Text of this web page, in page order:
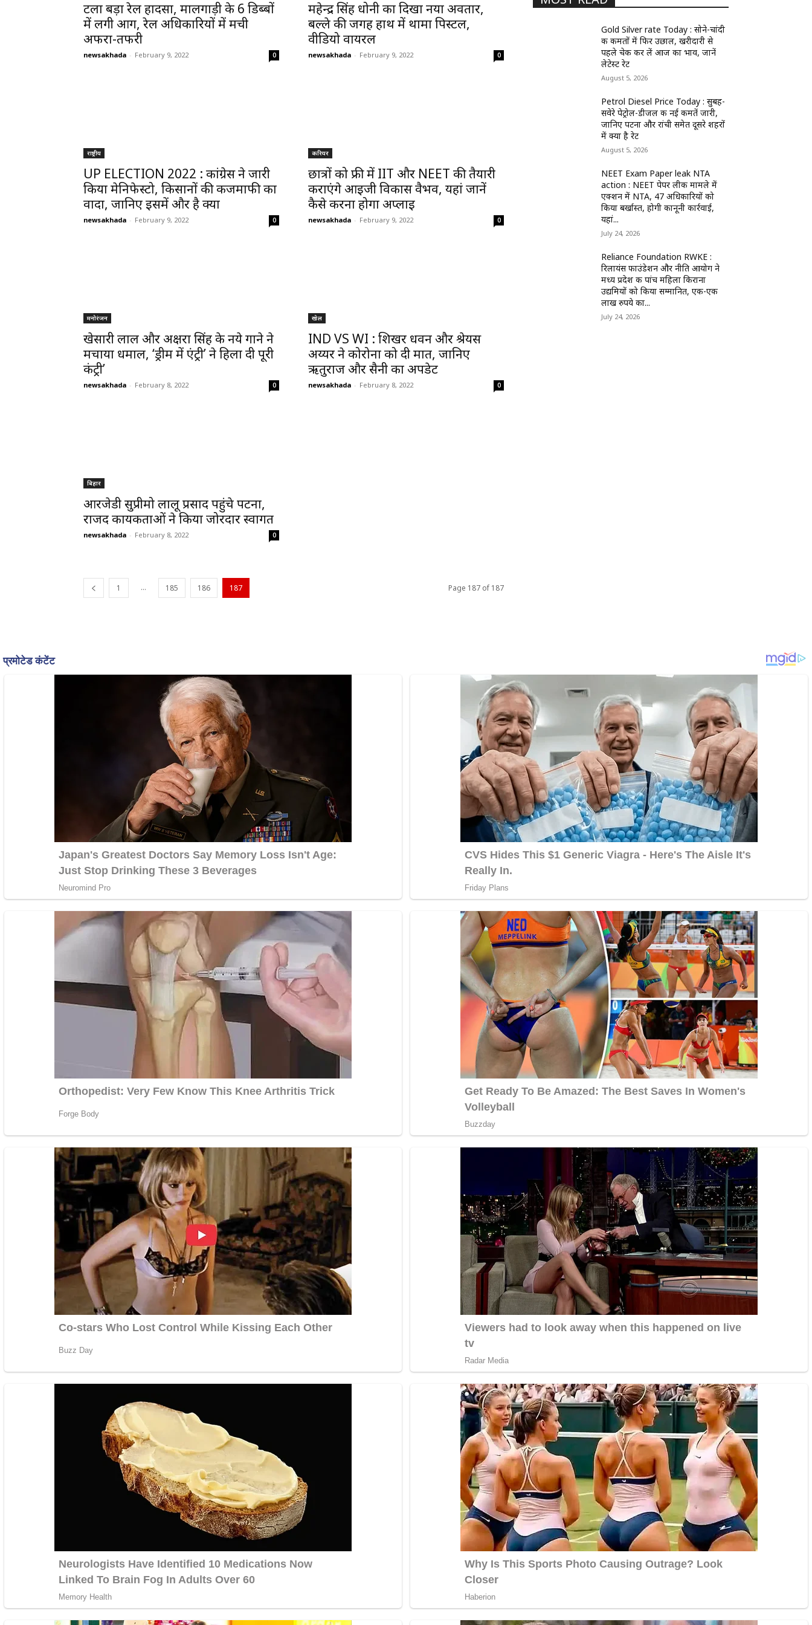
टला बड़ा रेल हादसा, मालगाड़ी के 6 डिब्बों
में लगी आग, रेल अधिकारियों में मची
अफरा-तफरी
newsakhada - February 9, 2022 0
महेन्द्र सिंह धोनी का दिखा नया अवतार,
बल्ले की जगह हाथ में थामा पिस्टल,
वीडियो वायरल
newsakhada - February 9, 2022 0
राष्ट्रीय
UP ELECTION 2022 : कांग्रेस ने जारी
किया मेनिफेस्टो, किसानों की कर्जमाफी का
वादा, जानिए इसमें और है क्या
newsakhada - February 9, 2022 0
करियर
छात्रों को फ्री में IIT और NEET की तैयारी
कराएंगे आईजी विकास वैभव, यहां जानें
कैसे करना होगा अप्लाई
newsakhada - February 9, 2022 0
मनोरंजन
खेसारी लाल और अक्षरा सिंह के नये गाने ने
मचाया धमाल, ‘ड्रीम में एंट्री’ ने हिला दी पूरी
कंट्री’
newsakhada - February 8, 2022 0
खेल
IND VS WI : शिखर धवन और श्रेयस
अय्यर ने कोरोना को दी मात, जानिए
ऋतुराज और सैनी का अपडेट
newsakhada - February 8, 2022 0
बिहार
आरजेडी सुप्रीमो लालू प्रसाद पहुंचे पटना,
राजद कार्यकर्ताओं ने किया जोरदार स्वागत
newsakhada - February 8, 2022 0
1 ... 185 186 187 Page 187 of 187
Gold Silver rate Today : सोने-चांदी
की कीमतों में फिर उछाल, खरीदारी से
पहले चेक कर लें आज का भाव, जानें
लेटेस्ट रेट
August 5, 2026
Petrol Diesel Price Today : सुबह-
सवेरे पेट्रोल-डीजल की नई कीमतें जारी,
जानिए पटना और रांची समेत दूसरे शहरों
में क्या है रेट
August 5, 2026
NEET Exam Paper leak NTA
action : NEET पेपर लीक मामले में
एक्शन में NTA, 47 अधिकारियों को
किया बर्खास्त, होगी कानूनी कार्रवाई,
यहां...
July 24, 2026
Reliance Foundation RWKE :
रिलायंस फाउंडेशन और नीति आयोग ने
मध्य प्रदेश की पांच महिला किराना
उद्यमियों को किया सम्मानित, एक-एक
लाख रुपये का...
July 24, 2026